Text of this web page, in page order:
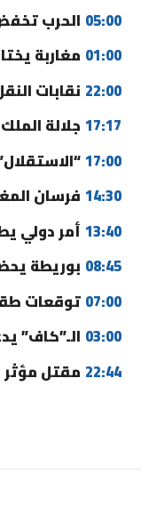
05:00 الحرب
01:00 مغاربة
22:00 نقابات
17:17جلالة
17:00
14:30 فرسان
13:40 أمر دولي
08:45 بوريطة
07:00 توقعات
03:00 الـ”كاف”
22:44 مقتل مؤثر